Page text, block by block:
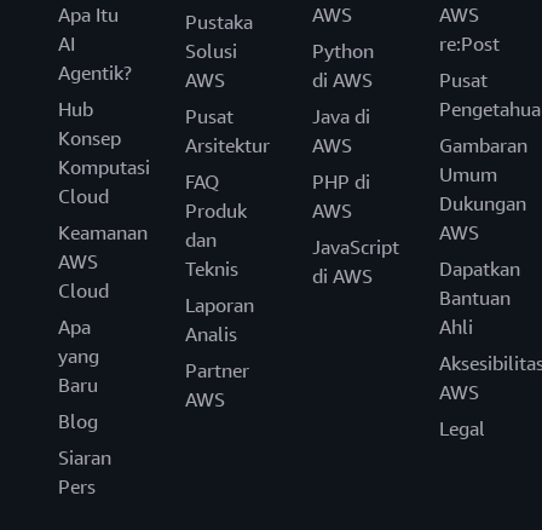
Apa Itu
AI
Agentik?
Hub
Konsep
Komputasi
Cloud
Keamanan
AWS
Cloud
Apa
yang
Baru
Blog
Siaran
Pers
Pustaka
Solusi
AWS
Pusat
Arsitektur
FAQ
Produk
dan
Teknis
Laporan
Analis
Partner
AWS
AWS
Python
di AWS
Java di
AWS
PHP di
AWS
JavaScript
di AWS
AWS
re:Post
Pusat
Gambaran
Umum
Dukungan
AWS
Dapatkan
Bantuan
Ahli
AWS
Legal